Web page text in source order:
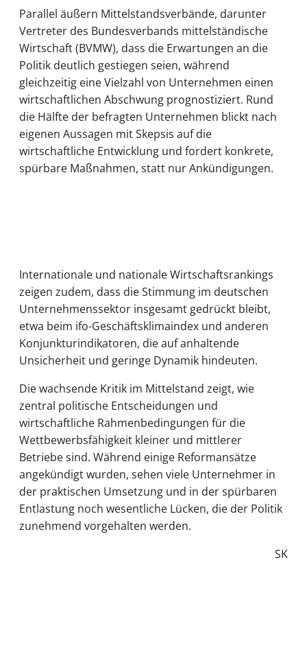
Parallel äußern Mittelstandsverbände, darunter
Vertreter des Bundesverbands mittelständische
Wirtschaft (BVMW), dass die Erwartungen an die
Politik deutlich gestiegen seien, während
gleichzeitig eine Vielzahl von Unternehmen einen
wirtschaftlichen Abschwung prognostiziert. Rund
die Hälfte der befragten Unternehmen blickt nach
eigenen Aussagen mit Skepsis auf die
wirtschaftliche Entwicklung und fordert konkrete,
spürbare Maßnahmen, statt nur Ankündigungen.
Internationale und nationale Wirtschaftsrankings
zeigen zudem, dass die Stimmung im deutschen
Unternehmenssektor insgesamt gedrückt bleibt,
etwa beim ifo-Geschäftsklimaindex und anderen
Konjunkturindikatoren, die auf anhaltende
Unsicherheit und geringe Dynamik hindeuten.
Die wachsende Kritik im Mittelstand zeigt, wie
zentral politische Entscheidungen und
wirtschaftliche Rahmenbedingungen für die
Wettbewerbsfähigkeit kleiner und mittlerer
Betriebe sind. Während einige Reformansätze
angekündigt wurden, sehen viele Unternehmer in
der praktischen Umsetzung und in der spürbaren
Entlastung noch wesentliche Lücken, die der Politik
zunehmend vorgehalten werden.
SK